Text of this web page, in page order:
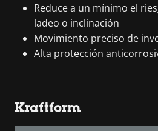
Reduce a un mínimo el
ladeo o inclinación
Movimiento preciso de
Alta protección
Kraftform